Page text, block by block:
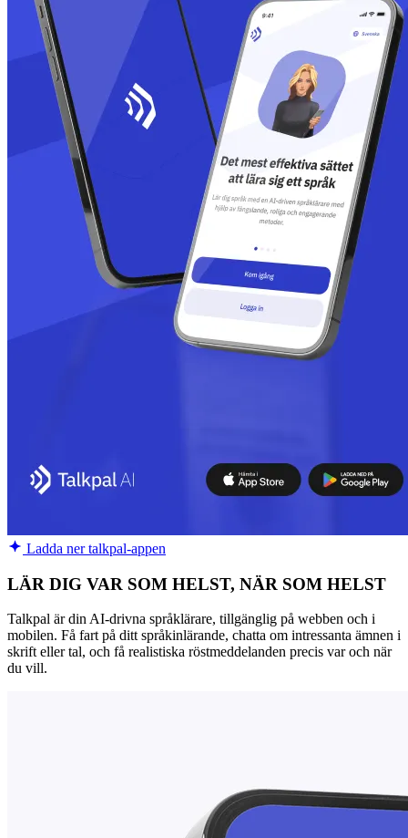
Ladda ner talkpal-appen
LÄR DIG VAR SOM HELST, NÄR SOM HELST
Talkpal är din AI-drivna språklärare, tillgänglig på webben och i
mobilen. Få fart på ditt språkinlärande, chatta om intressanta ämnen i
skrift eller tal, och få realistiska röstmeddelanden precis var och när
du vill.